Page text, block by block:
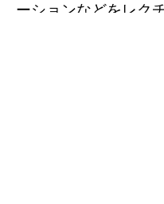
ーションなどをレク